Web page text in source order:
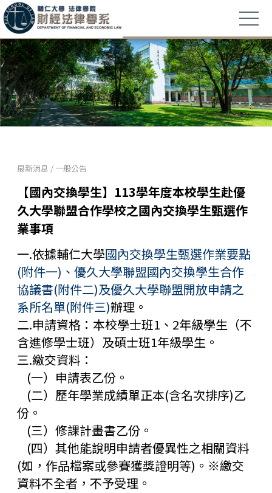
最新消息 / 一般公告
【國內交換學生】113學年度本校學生赴優
久大學聯盟合作學校之國內交換學生甄選作
業事項
一.依據輔仁大學國內交換學生甄選作業要點
(附件一) 、 優久大學聯盟國內交換學生合作
協議書(附件二)及優久大學聯盟開放申請之
系所名單(附件三)辦理。
二.申請資格：本校學士班1、2年級學生（不
含進修學士班）及碩士班1年級學生。
三.繳交資料：
(一）申請表乙份。
(二）歷年學業成績單正本(含名次排序)乙
份。
(三）修課計畫書乙份。
(四）其他能說明申請者優異性之相關資料
(如，作品檔案或參賽獲獎證明等)。※繳交
資料不全者，不予受理。